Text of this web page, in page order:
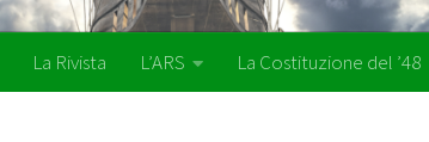
La Rivista L’ARS La Costituzione del ’48